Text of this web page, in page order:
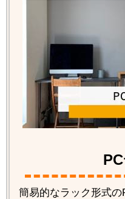
簡易的なラック形式